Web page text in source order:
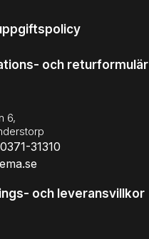
och returformulär
6,
31310
och leveransvillkor